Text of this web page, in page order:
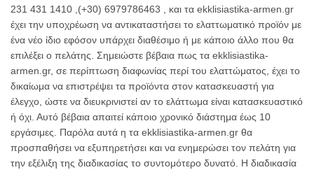
231 431 1410 ,(+30) 6979786463 , και τα ekklisiastika-armen.gr
έχει την υποχρέωση να αντικαταστήσει το ελαττωματικό προϊόν με
ένα νέο ίδιο εφόσον υπάρχει διαθέσιμο ή με κάποιο άλλο που θα
επιλέξει ο πελάτης. Σημειώστε βέβαια πως τα ekklisiastika-
armen.gr, σε περίπτωση διαφωνίας περί του ελαττώματος, έχει το
δικαίωμα να επιστρέψει τα προϊόντα στον κατασκευαστή για
έλεγχο, ώστε να διευκρινιστεί αν το ελάττωμα είναι κατασκευαστικό
ή όχι. Αυτό βέβαια απαιτεί κάποιο χρονικό διάστημα έως 10
εργάσιμες. Παρόλα αυτά η τα ekklisiastika-armen.gr θα
προσπαθήσει να εξυπηρετήσει και να ενημερώσει τον πελάτη για
την εξέλιξη της διαδικασίας το συντομότερο δυνατό. Η διαδικασία